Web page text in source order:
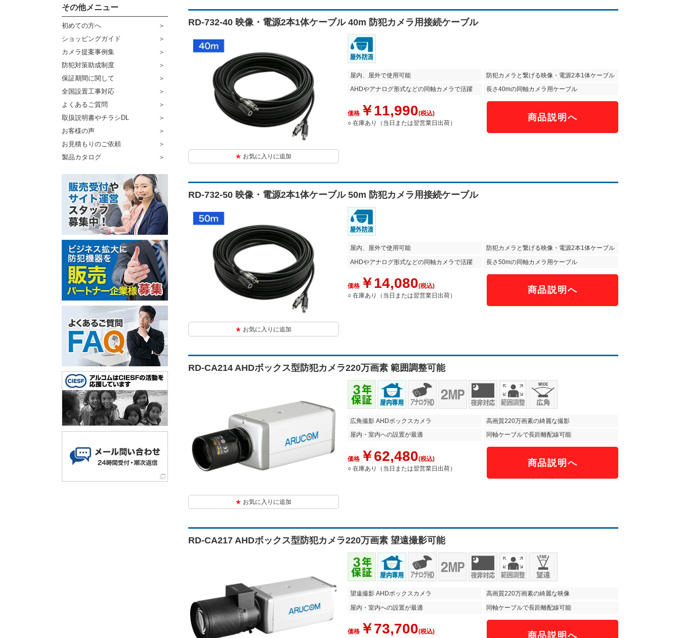
その他メニュー
初めての方へ
ショッピングガイド
カメラ提案事例集
防犯対策助成制度
保証期間に関して
全国設置工事対応
よくあるご質問
取扱説明書やチラシDL
お客様の声
お見積もりのご依頼
製品カタログ
RD-732-40 映像・電源2本1体ケーブル 40m 防犯カメラ用接続ケーブル
お気に入りに追加
屋内、屋外で使用可能
防犯カメラと繋げる映像・電源2本1体ケーブル
AHDやアナログ形式などの同軸カメラで活躍
長さ40mの同軸カメラ用ケーブル
価格￥11,990(税込)
○ 在庫あり（当日または翌営業日出荷）
商品説明へ
RD-732-50 映像・電源2本1体ケーブル 50m 防犯カメラ用接続ケーブル
お気に入りに追加
屋内、屋外で使用可能
防犯カメラと繋げる映像・電源2本1体ケーブル
AHDやアナログ形式などの同軸カメラで活躍
長さ50mの同軸カメラ用ケーブル
価格￥14,080(税込)
○ 在庫あり（当日または翌営業日出荷）
商品説明へ
RD-CA214 AHDボックス型防犯カメラ220万画素 範囲調整可能
お気に入りに追加
広角撮影 AHDボックスカメラ
高画質220万画素の綺麗な撮影
屋内・室内への設置が最適
同軸ケーブルで長距離配線可能
価格￥62,480(税込)
○ 在庫あり（当日または翌営業日出荷）
商品説明へ
RD-CA217 AHDボックス型防犯カメラ220万画素 望遠撮影可能
望遠撮影 AHDボックスカメラ
高画質220万画素の綺麗な映像
屋内・室内への設置が最適
同軸ケーブルで長距離配線可能
価格￥73,700(税込)
商品説明へ